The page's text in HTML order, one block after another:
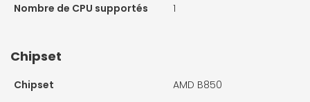
Nombre de CPU supportés
1
Chipset
Chipset AMD B850